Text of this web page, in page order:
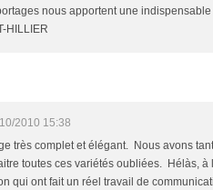
nous apportent une
HILLIER
2010 15:38
très complet et élégant. Nous avons
toutes ces variétés oubliées. Hélàs,
qui ont fait un réel travail de